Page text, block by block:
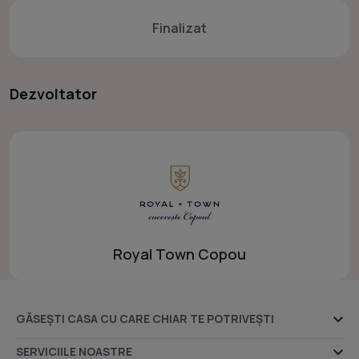
Sadoveanu ,aproape de Grădina Botanică, de parcul
Finalizat
Dezvoltator
Royal Town Copou
GĂSEȘTI CASA CU CARE CHIAR TE POTRIVEȘTI
Ansambluri rezidențiale
SERVICIILE NOASTRE